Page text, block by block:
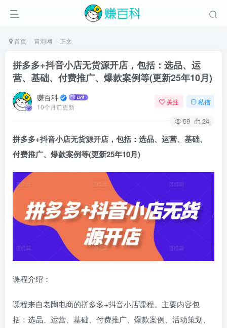
首页 冒泡网 正文
拼多多+抖音小店无货源开店，包括：选品、运
营、基础、付费推广、爆款案例等(更新25年10月)
赚百科
10个月前更新
关注 私信
59 24
拼多多+抖音小店无货源开店 ，包括：选品、运营、基础、
付费推广、爆款案例等(更新25年10月)
课程介绍：
课程来自老陶电商的拼多多+抖音小店课程。主要内容包
括：选品、运营、基础、付费推广、爆款案例、活动策划、